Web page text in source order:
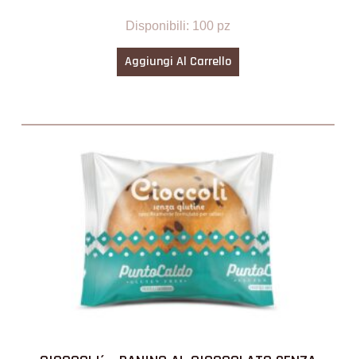
Disponibili: 100 pz
Aggiungi Al Carrello